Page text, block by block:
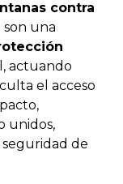
contra
son una
actuando
el acceso
unidos,
de